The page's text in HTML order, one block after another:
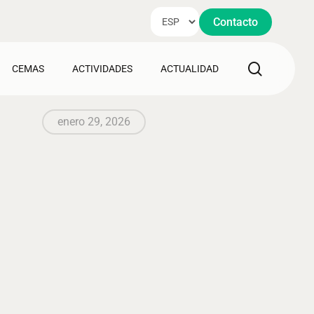
Contacto
CEMAS ACTIVIDADES ACTUALIDAD
enero 29, 2026